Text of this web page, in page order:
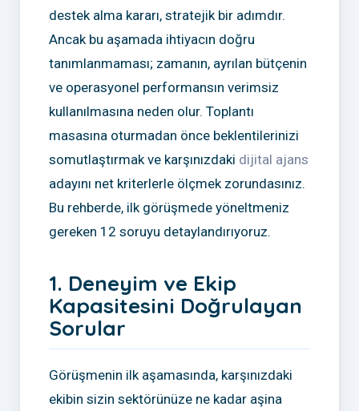
destek alma kararı, stratejik bir adımdır.
Ancak bu aşamada ihtiyacın doğru
tanımlanmaması; zamanın, ayrılan bütçenin
ve operasyonel performansın verimsiz
kullanılmasına neden olur. Toplantı
masasına oturmadan önce beklentilerinizi
somutlaştırmak ve karşınızdaki dijital ajans
adayını net kriterlerle ölçmek zorundasınız.
Bu rehberde, ilk görüşmede yöneltmeniz
gereken 12 soruyu detaylandırıyoruz.
1. Deneyim ve Ekip
Kapasitesini Doğrulayan
Sorular
Görüşmenin ilk aşamasında, karşınızdaki
ekibin sizin sektörünüze ne kadar aşina